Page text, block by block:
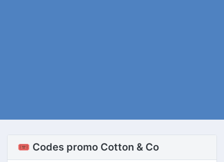
🎟️ Codes promo Cotton & Co